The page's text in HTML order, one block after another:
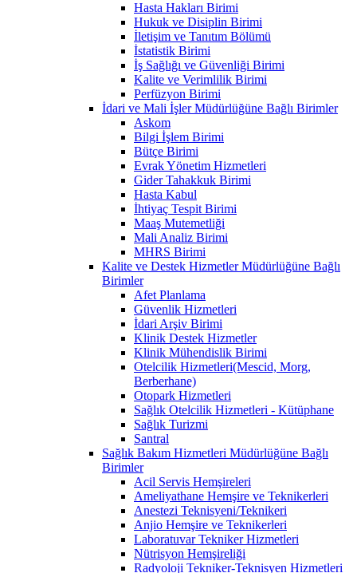
Hasta Hakları Birimi
Hukuk ve Disiplin Birimi
İletişim ve Tanıtım Bölümü
İstatistik Birimi
İş Sağlığı ve Güvenliği Birimi
Kalite ve Verimlilik Birimi
Perfüzyon Birimi
İdari ve Mali İşler Müdürlüğüne Bağlı Birimler
Askom
Bilgi İşlem Birimi
Bütçe Birimi
Evrak Yönetim Hizmetleri
Gider Tahakkuk Birimi
Hasta Kabul
İhtiyaç Tespit Birimi
Maaş Mutemetliği
Mali Analiz Birimi
MHRS Birimi
Kalite ve Destek Hizmetler Müdürlüğüne Bağlı
Birimler
Afet Planlama
Güvenlik Hizmetleri
İdari Arşiv Birimi
Klinik Destek Hizmetler
Klinik Mühendislik Birimi
Otelcilik Hizmetleri(Mescid, Morg,
Berberhane)
Otopark Hizmetleri
Sağlık Otelcilik Hizmetleri - Kütüphane
Sağlık Turizmi
Santral
Sağlık Bakım Hizmetleri Müdürlüğüne Bağlı
Birimler
Acil Servis Hemşireleri
Ameliyathane Hemşire ve Teknikerleri
Anestezi Teknisyeni/Teknikeri
Anjio Hemşire ve Teknikerleri
Laboratuvar Tekniker Hizmetleri
Nütrisyon Hemşireliği
Radyoloji Tekniker-Teknisyen Hizmetleri